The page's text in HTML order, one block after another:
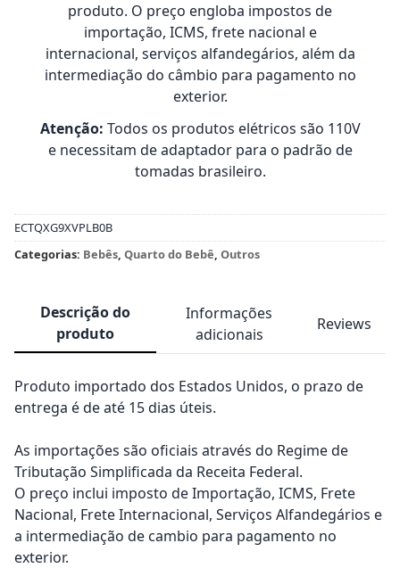
produto. O preço engloba impostos de
importação, ICMS, frete nacional e
internacional, serviços alfandegários, além da
intermediação do câmbio para pagamento no
exterior.
Atenção: Todos os produtos elétricos são 110V
e necessitam de adaptador para o padrão de
tomadas brasileiro.
ECTQXG9XVPLB0B
Categorias: Bebês, Quarto do Bebê, Outros
Descrição do
produto
Informações
adicionais
Reviews
Produto importado dos Estados Unidos, o prazo de
entrega é de até 15 dias úteis.
As importações são oficiais através do Regime de
Tributação Simplificada da Receita Federal.
O preço inclui imposto de Importação, ICMS, Frete
Nacional, Frete Internacional, Serviços Alfandegários e
a intermediação de cambio para pagamento no
exterior.